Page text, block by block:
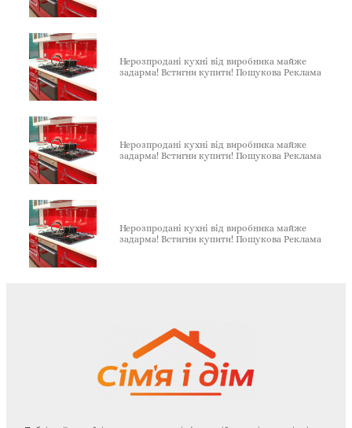
Нерозпродані кухні від виробника майже
задарма! Встигни купити! Пошукова Реклама
Нерозпродані кухні від виробника майже
задарма! Встигни купити! Пошукова Реклама
Нерозпродані кухні від виробника майже
задарма! Встигни купити! Пошукова Реклама